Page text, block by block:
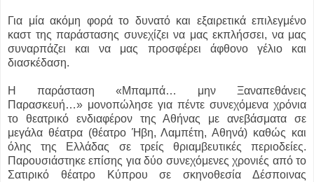
Για μία ακόμη φορά το δυνατό και εξαιρετικά επιλεγμένο
καστ της παράστασης συνεχίζει να μας εκπλήσσει, να μας
συναρπάζει και να μας προσφέρει άφθονο γέλιο και
διασκέδαση.
Η παράσταση «Μπαμπά… μην Ξαναπεθάνεις
Παρασκευή…» μονοπώλησε για πέντε συνεχόμενα χρόνια
το θεατρικό ενδιαφέρον της Αθήνας με ανεβάσματα σε
μεγάλα θέατρα (θέατρο Ήβη, Λαμπέτη, Αθηνά) καθώς και
όλης της Ελλάδας σε τρείς θριαμβευτικές περιοδείες.
Παρουσιάστηκε επίσης για δύο συνεχόμενες χρονιές από το
Σατιρικό θέατρο Κύπρου σε σκηνοθεσία Δέσποινας